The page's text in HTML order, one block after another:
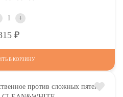
+
В КОРЗИНУ